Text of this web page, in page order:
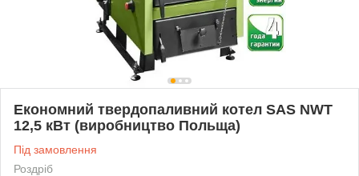
Економний твердопаливний котел SAS NWT
12,5 кВт (виробництво Польща)
Під замовлення
Роздріб